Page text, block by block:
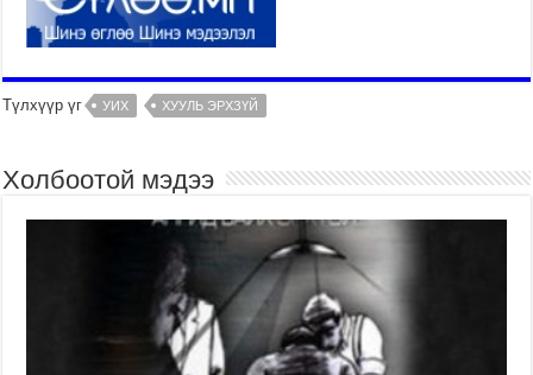
Түлхүүр үг УИХ ХУУЛЬ ЭРХЗҮЙ
Холбоотой мэдээ